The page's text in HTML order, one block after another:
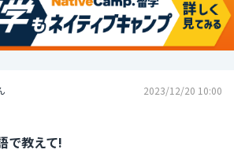
2023/12/20 10:00
で教えて!